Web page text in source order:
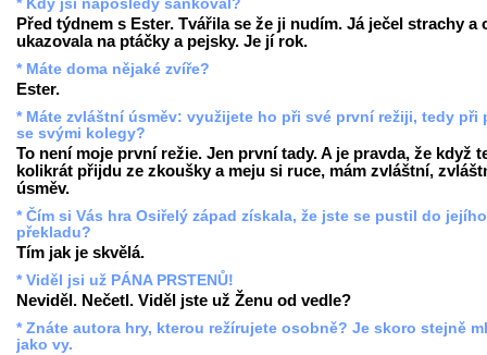
* Kdy jsi naposledy sáňkoval?
Před týdnem s Ester. Tvářila se že ji nudím. Já ječel strachy a
ukazovala na ptáčky a pejsky. Je jí rok.
* Máte doma nějaké zvíře?
Ester.
* Máte zvláštní úsměv: využijete ho při své první režiji, tedy při
se svými kolegy?
To není moje první režie. Jen první tady. A je pravda, že když
kolikrát přijdu ze zkoušky a meju si ruce, mám zvláštní,
úsměv.
* Čím si Vás hra Osiřelý západ získala, že jste se pustil do jejího
překladu?
Tím jak je skvělá.
* Viděl jsi už PÁNA PRSTENŮ!
Neviděl. Nečetl. Viděl jste už Ženu od vedle?
* Znáte autora hry, kterou režírujete osobně? Je skoro stejně
jako vy.